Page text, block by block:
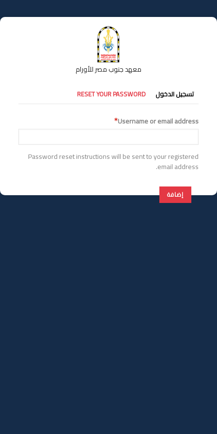
إلى
المحتوى
معهد جنوب مصر للأورام
التبويبات
الأساسية
تسجيل الدخول RESET YOUR PASSWORD
Username or email address
Password reset instructions will be sent to your registered
email address.